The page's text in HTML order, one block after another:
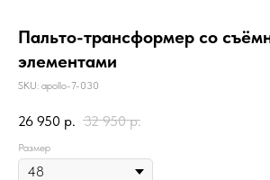
Пальто-трансформер со
элементами
SKU: apollo-7-030
26 950 р. 32 950 р.
Размер